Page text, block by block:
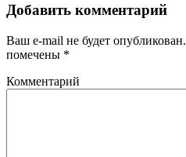
Добавить комментарий
Ваш e-mail не будет опубликован.
помечены *
Комментарий